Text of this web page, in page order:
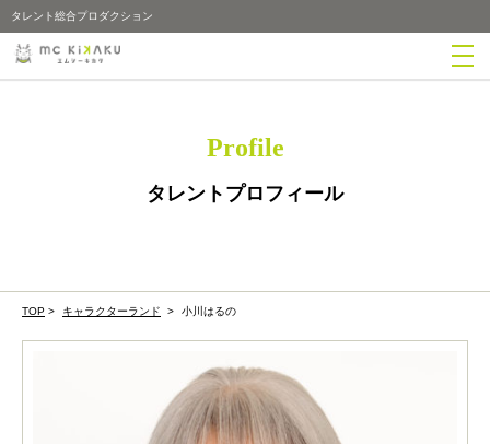
タレント総合プロダクション
Profile
タレントプロフィール
TOP > キャラクターランド > 小川はるの